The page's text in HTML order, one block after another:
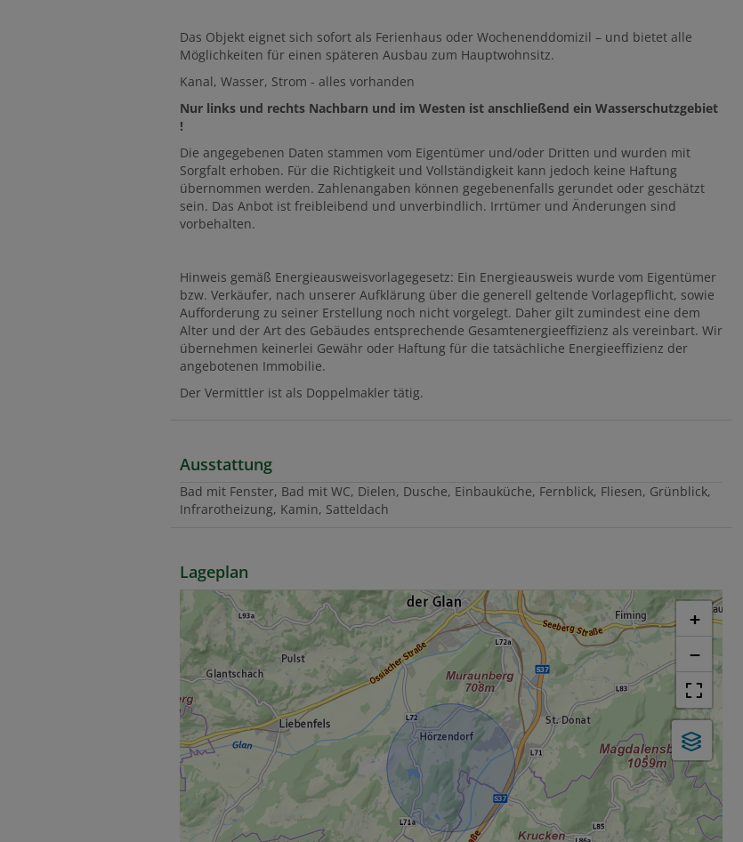
Das Objekt eignet sich sofort als Ferienhaus oder Wochenenddomizil – und bietet alle
Möglichkeiten für einen späteren Ausbau zum Hauptwohnsitz.
Kanal, Wasser, Strom - alles vorhanden
Nur links und rechts Nachbarn und im Westen ist anschließend ein Wasserschutzgebiet
!
Die angegebenen Daten stammen vom Eigentümer und/oder Dritten und wurden mit
Sorgfalt erhoben. Für die Richtigkeit und Vollständigkeit kann jedoch keine Haftung
übernommen werden. Zahlenangaben können gegebenenfalls gerundet oder geschätzt
sein. Das Anbot ist freibleibend und unverbindlich. Irrtümer und Änderungen sind
vorbehalten.
Hinweis gemäß Energieausweisvorlagegesetz: Ein Energieausweis wurde vom Eigentümer
bzw. Verkäufer, nach unserer Aufklärung über die generell geltende Vorlagepflicht, sowie
Aufforderung zu seiner Erstellung noch nicht vorgelegt. Daher gilt zumindest eine dem
Alter und der Art des Gebäudes entsprechende Gesamtenergieeffizienz als vereinbart. Wir
übernehmen keinerlei Gewähr oder Haftung für die tatsächliche Energieeffizienz der
angebotenen Immobilie.
Der Vermittler ist als Doppelmakler tätig.
Ausstattung
Bad mit Fenster Bad mit WC Dielen Dusche Einbauküche Fernblick Fliesen Grünblick
Infrarotheizung Kamin Satteldach
Lageplan
+
−